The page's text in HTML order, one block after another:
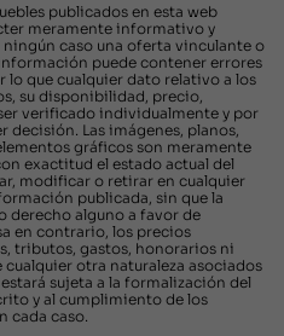
publicados en esta web
meramente informativo y
caso una oferta vinculante o
puede contener errores
lo que cualquier dato relativo a los
su disponibilidad, precio,
verificado individualmente y por
Las imágenes, planos,
gráficos son meramente
exactitud el estado actual del
modificar o retirar en cualquier
publicada, sin que la
derecho alguno a favor de
en contrario, los precios
tributos, gastos, honorarios ni
otra naturaleza asociados
sujeta a la formalización del
y al cumplimiento de los
cada caso.